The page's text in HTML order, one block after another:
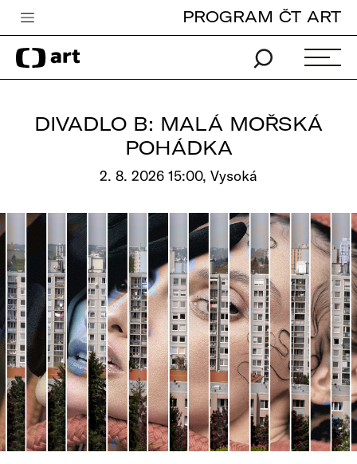
Česká televize
Zpravodajství
Vše o ČT
PROGRAM ČT ART
DIVADLO B: MALÁ MOŘSKÁ
POHÁDKA
2. 8. 2026 15:00, Vysoká